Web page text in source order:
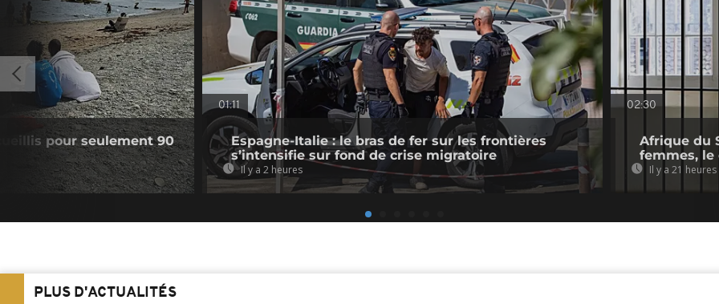
pour seulement 90
01:11
Espagne-Italie : le bras de fer sur les frontières
s’intensifie sur fond de crise migratoire
Il y a 2 heures
02:30
Afrique du
femmes, le
Il y a 21 heures
PLUS D'ACTUALITÉS